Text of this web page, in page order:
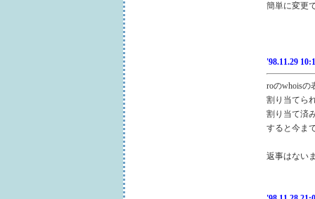
簡単に変更
'98.11.29
roのwhoisの
割り当てら
割り当て済
すると今ま
返事はない